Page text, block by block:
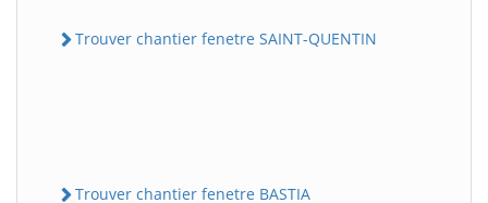
Trouver chantier fenetre SAINT-QUENTIN
Trouver chantier fenetre BASTIA